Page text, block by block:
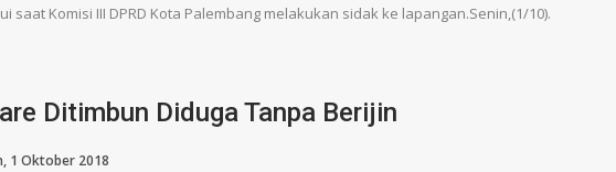
saat Komisi III DPRD Kota Palembang melakukan sidak ke lapangan.Senin,(1/10).
Ditimbun Diduga Tanpa Berijin
1 Oktober 2018